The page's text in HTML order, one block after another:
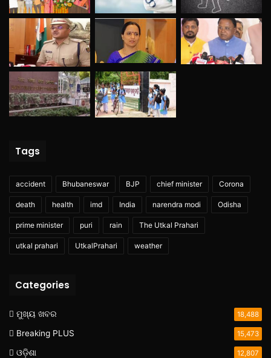
Tags
accident Bhubaneswar BJP chief minister Corona
death health imd India narendra modi Odisha
prime minister puri rain The Utkal Prahari
utkal prahari UtkalPrahari weather
Categories
ମୁଖ୍ୟ ଖବର 18,488
Breaking PLUS 15,473
ଓଡ଼ିଶା 12,807